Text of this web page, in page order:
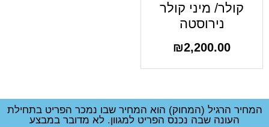
קולר/ מיני קולר
נירוסטה
₪2,200.00
המחיר הרגיל (המחוק) הוא המחיר שבו נמכר הפריט בתחילת
העונה שבה נכנס הפריט למגוון. לא מדובר במבצע